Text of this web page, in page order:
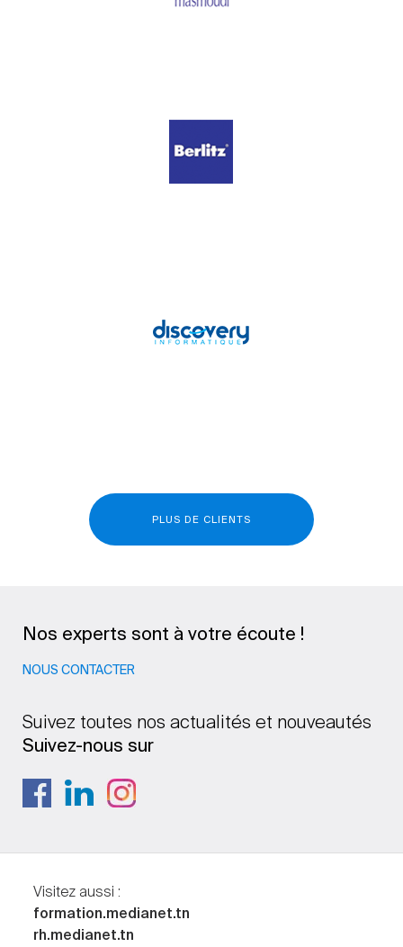
PLUS DE CLIENTS
Nos experts sont à votre écoute !
NOUS CONTACTER
Suivez toutes nos actualités et nouveautés
Suivez-nous sur
Visitez aussi :
formation.medianet.tn
rh.medianet.tn